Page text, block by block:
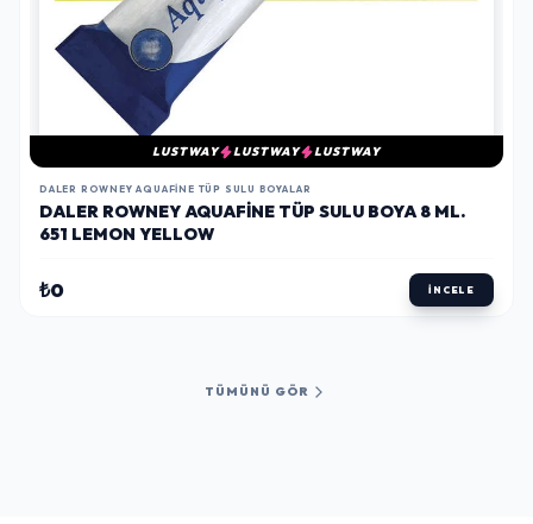
LUSTWAY LUSTWAY LUSTWAY
DALER ROWNEY AQUAFINE TÜP SULU BOYALAR
DALER ROWNEY AQUAFINE TÜP SULU BOYA 8 ML.
651 LEMON YELLOW
₺0 İNCELE
TÜMÜNÜ GÖR